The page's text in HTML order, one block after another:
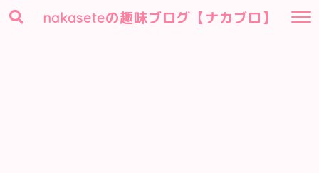
nakaseteの趣味ブログ【ナカブロ】